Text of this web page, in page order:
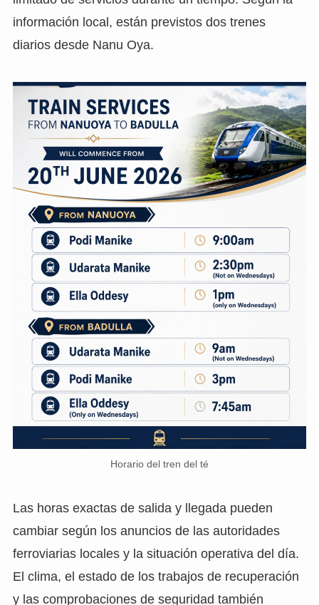
información local, están previstos dos trenes
diarios desde Nanu Oya.
Horario del tren del té
Las horas exactas de salida y llegada pueden
cambiar según los anuncios de las autoridades
ferroviarias locales y la situación operativa del día.
El clima, el estado de los trabajos de recuperación
y las comprobaciones de seguridad también